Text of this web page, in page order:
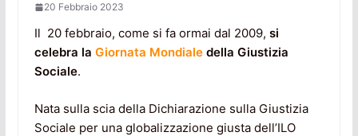
20 Febbraio 2023
Il 20 febbraio, come si fa ormai dal 2009, si
celebra la Giornata Mondialedella Giustizia
Sociale.
Nata sulla scia della Dichiarazione sulla Giustizia
Sociale per una globalizzazione giusta dell’ILO